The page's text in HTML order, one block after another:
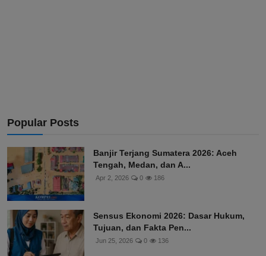
Popular Posts
Banjir Terjang Sumatera 2026: Aceh
Tengah, Medan, dan A...
Apr 2, 2026 0 186
Sensus Ekonomi 2026: Dasar Hukum,
Tujuan, dan Fakta Pen...
Jun 25, 2026 0 136